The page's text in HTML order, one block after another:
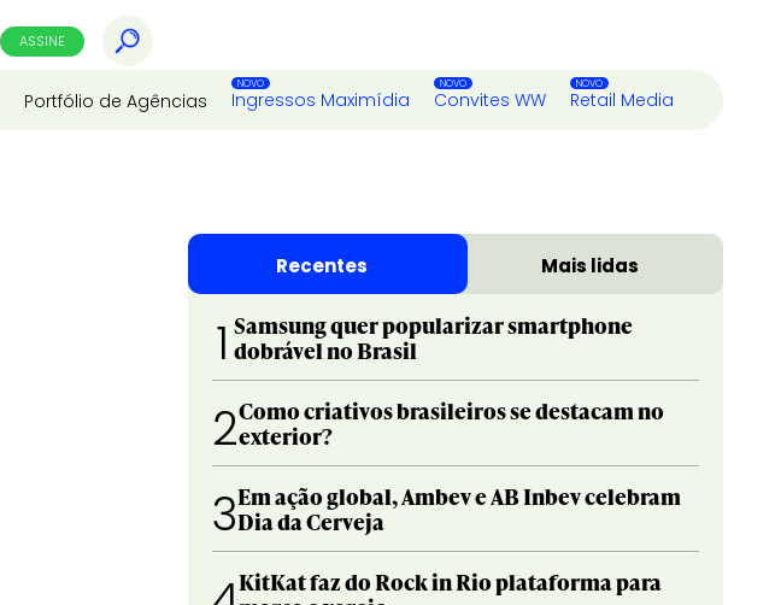
ASSINE
Portfólio de Agências Ingressos Maximídia Convites WW Retail Media
Recentes Mais lidas
1 Samsung quer popularizar smartphone
dobrável no Brasil
2Como criativos brasileiros se destacam no
exterior?
3Em ação global, Ambev e AB Inbev celebram
Dia da Cerveja
KitKat faz do Rock in Rio plataforma para